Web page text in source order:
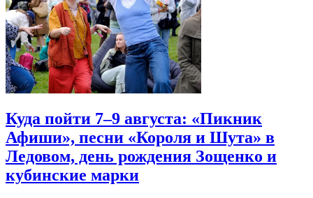
Куда пойти 7–9 августа: «Пикник
Афиши», песни «Короля и Шута» в
Ледовом, день рождения Зощенко и
кубинские марки